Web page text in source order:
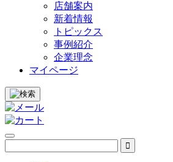
店舗案内
新着情報
トピックス
事例紹介
企業理念
マイページ